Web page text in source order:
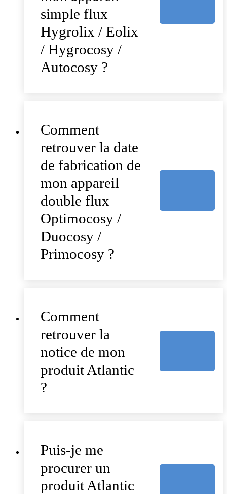
simple flux
Hygrolix / Eolix
/ Hygrocosy /
Autocosy ?
Comment
retrouver la date
de fabrication de
mon appareil
double flux
Optimocosy /
Duocosy /
Primocosy ?
Comment
retrouver la
notice de mon
produit Atlantic
?
Puis-je me
procurer un
produit Atlantic